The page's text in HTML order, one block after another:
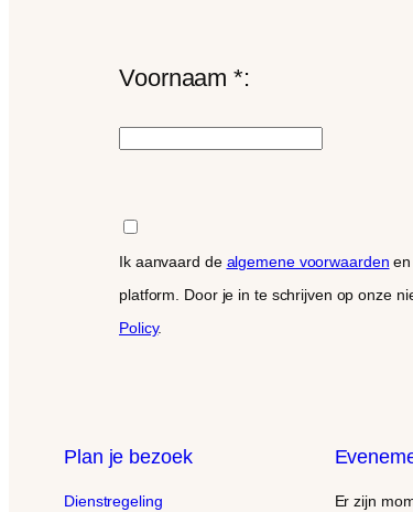
Voornaam *:
Ik aanvaard de algemene voorwaarden en
platform. Door je in te schrijven op onze
Policy.
Plan je bezoek
Dienstregeling
Er zijn